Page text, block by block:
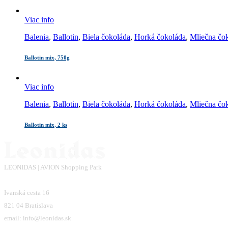
Viac info
Balenia, Ballotin, Biela čokoláda, Horká čokoláda, Mliečna
Ballotin mix, 750g
Viac info
Balenia, Ballotin, Biela čokoláda, Horká čokoláda, Mliečna
Ballotin mix, 2 ks
LEONIDAS | AVION Shopping Park
Ivanská cesta 16
821 04 Bratislava
email: info@leonidas.sk